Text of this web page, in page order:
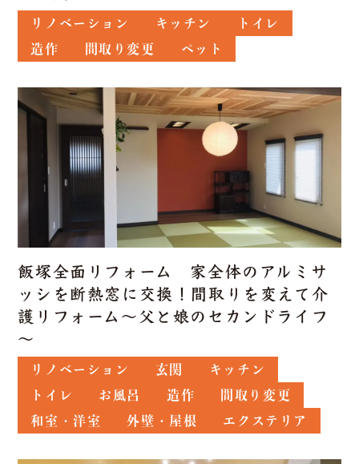
リノベーション キッチン
トイレ
造作
間取り変更 ペット
飯塚全面リフォーム 家全体のアルミサ
ッシを断熱窓に交換！間取りを変えて介
護リフォーム～父と娘のセカンドライフ
～
リノベーション 玄関
キッチン
トイレ
お風呂 造作
間取り変更
和室・洋室
外壁・屋根 エクステリア